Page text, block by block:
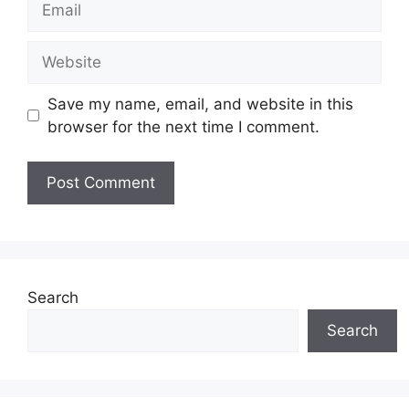
Save my name, email, and website in this
browser for the next time I comment.
Search
Search